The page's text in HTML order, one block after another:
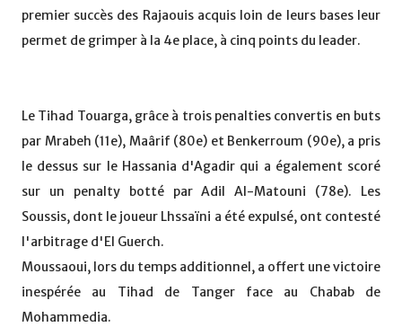
premier succès des Rajaouis acquis loin de leurs bases leur
permet de grimper à la 4e place, à cinq points du leader.
Le Tihad Touarga, grâce à trois penalties convertis en buts
par Mrabeh (11e), Maârif (80e) et Benkerroum (90e), a pris
le dessus sur le Hassania d'Agadir qui a également scoré
sur un penalty botté par Adil Al-Matouni (78e). Les
Soussis, dont le joueur Lhssaïni a été expulsé, ont contesté
l'arbitrage d'El Guerch.
Moussaoui, lors du temps additionnel, a offert une victoire
inespérée au Tihad de Tanger face au Chabab de
Mohammedia.